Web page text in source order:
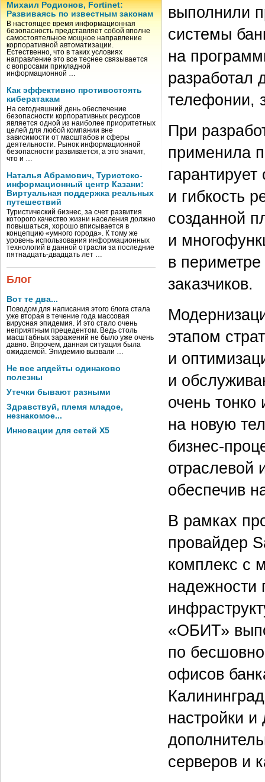
Михаил Родионов, Fortinet:
Развиваясь по известным законам
В настоящее время информационная
безопасность представляет собой вполне
самостоятельное мощное направление
корпоративной автоматизации.
Естественно, что в таких условиях
направление это все теснее связывается
с вопросами прикладной
информационной …
Как эффективно противостоять
кибератакам
На сегодняшний день обеспечение
безопасности корпоративных ресурсов
является одной из наиболее приоритетных
целей для любой компании вне
зависимости от масштабов и сферы
деятельности. Рынок информационной
безопасности развивается, а это значит,
что и …
Наталья Абрамович, Туристско-
информационный центр Казани:
Виртуальная поддержка реальных
путешествий
Туристический бизнес, за счет развития
которого качество жизни населения должно
повышаться, хорошо вписывается в
концепцию «умного города». К тому же
уровень использования информационных
технологий в данной отрасли за последние
пятнадцать-двадцать лет …
Блог
Вот те два...
Поводом для написания этого блога стала
уже вторая в течение года массовая
вирусная эпидемия. И это стало очень
неприятным прецедентом. Ведь столь
масштабных заражений не было уже очень
давно. Впрочем, данная ситуация была
ожидаемой. Эпидемию вызвали …
Не все апдейты одинаково
полезны
Утечки бывают разными
Здравствуй, племя младое,
незнакомое...
Инновации для сетей X5
выполнили
системы
на
разработал
телефонии,
При
применила
и гибкость
созданной
и
в
заказчиков.
этапом
и
и
очень тонко
на новую
бизнес-
отраслевой
обеспечив
В рамках
провайдер
комплекс с
надежности
«ОБИТ»
по
офисов
настройки
серверов и